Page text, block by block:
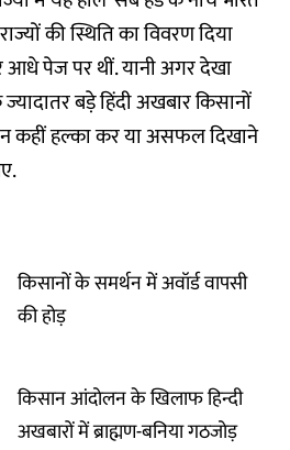
की स्थिति का विवरण दिया
आधे पेज पर थीं. यानी अगर देखा
बड़े हिंदी अखबार किसानों
कहीं हल्का कर या असफल दिखाने
किसानों के समर्थन में अवॉर्ड वापसी
की होड़
किसान आंदोलन के खिलाफ हिन्दी
अखबारों में ब्राह्मण-बनिया गठजोड़